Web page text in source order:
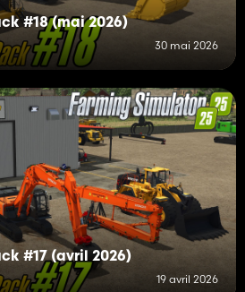
#18 (mai 2026)
30 mai 2026
#17 (avril 2026)
19 avril 2026